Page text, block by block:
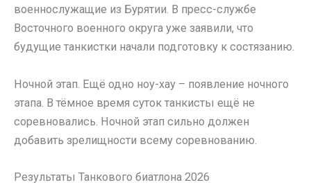
военнослужащие из Бурятии. В пресс-службе
Восточного военного округа уже заявили, что
будущие танкистки начали подготовку к состязанию.
Ночной этап. Ещё одно ноу-хау – появление ночного
этапа. В тёмное время суток танкисты ещё не
соревновались. Ночной этап сильно должен
добавить зрелищности всему соревнованию.
Результаты Танкового биатлона 2026